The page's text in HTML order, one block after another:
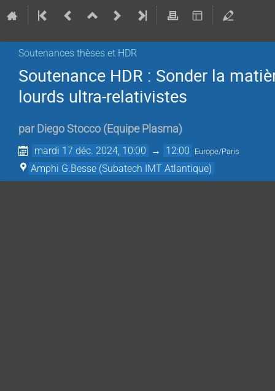
Soutenances thèses et HDR
Soutenance HDR : Sonder la
lourds ultra-relativistes
par Diego Stocco (Equipe Plasma)
mardi 17 déc. 2024, 10:00 → 12:00 Europe/Paris
Amphi G.Besse (Subatech IMT Atlantique)